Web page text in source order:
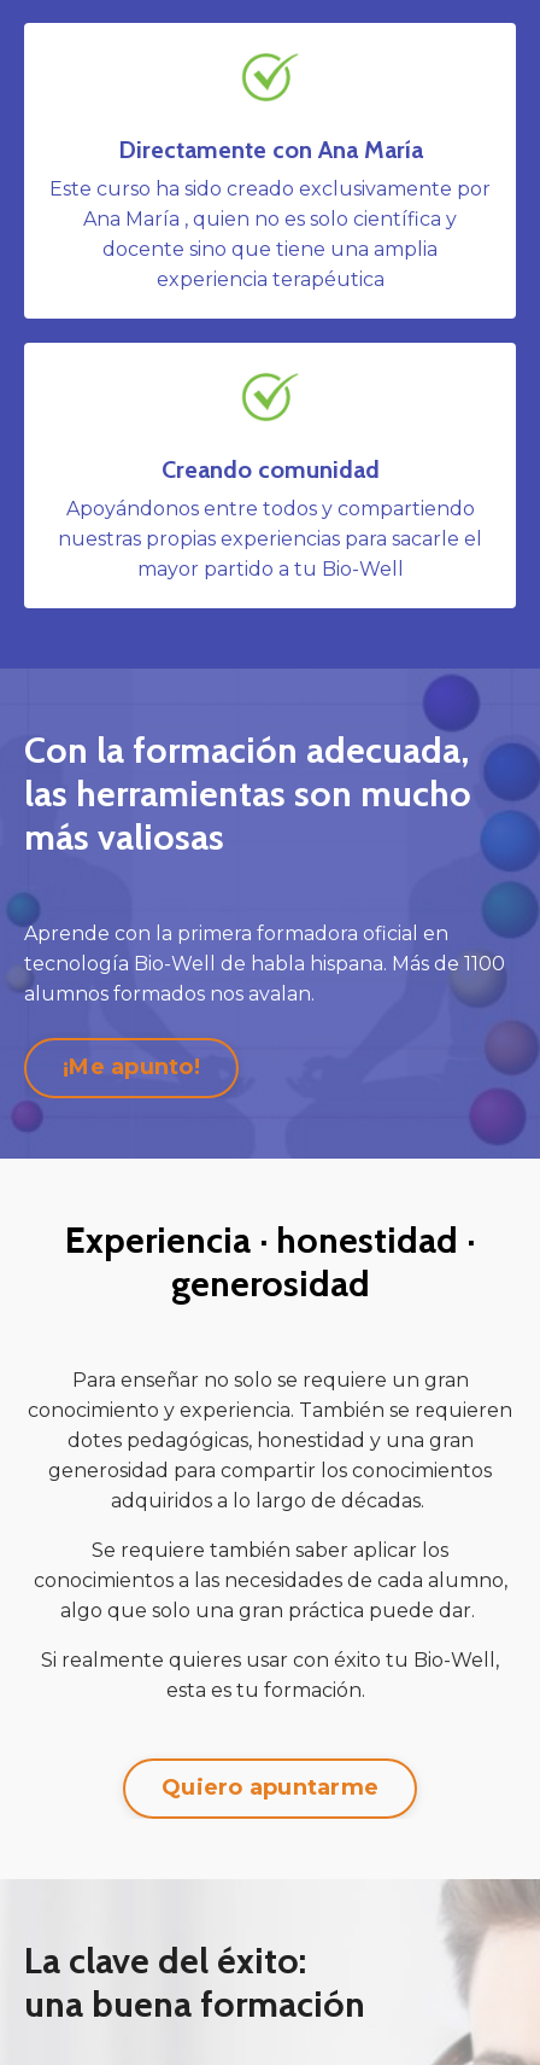
Directamente con Ana María
Este curso ha sido creado exclusivamente por
Ana María , quien no es solo científica y
docente sino que tiene una amplia
experiencia terapéutica
Creando comunidad
Apoyándonos entre todos y compartiendo
nuestras propias experiencias para sacarle el
mayor partido a tu Bio-Well
Con la formación adecuada,
las herramientas son mucho
más valiosas
Aprende con la primera formadora oficial en
tecnología Bio-Well de habla hispana. Más de 1100
alumnos formados nos avalan.
¡Me apunto!
Experiencia · honestidad ·
generosidad
Para enseñar no solo se requiere un gran
conocimiento y experiencia. También se requieren
dotes pedagógicas, honestidad y una gran
generosidad para compartir los conocimientos
adquiridos a lo largo de décadas.
Se requiere también saber aplicar los
conocimientos a las necesidades de cada alumno,
algo que solo una gran práctica puede dar.
Si realmente quieres usar con éxito tu Bio-Well,
esta es tu formación.
Quiero apuntarme
La clave del éxito:
una buena formación